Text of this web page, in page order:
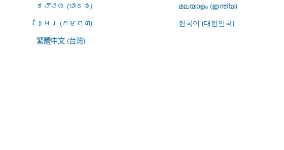
ಕನ್ನಡ (ಭಾರತ)
മലയാളം (ഇന്ത്യ)
ខ្មែរ (កម្ពុជា)
한국어 (대한민국)
繁體中文 (台灣)